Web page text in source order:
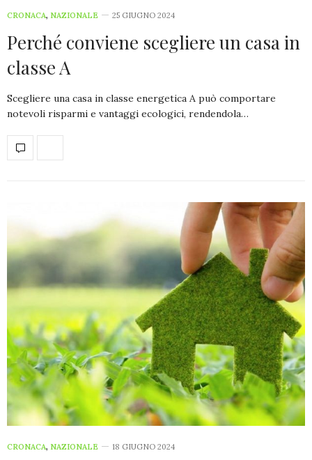
CRONACA, NAZIONALE 25 GIUGNO 2024
Perché conviene scegliere un casa in
classe A
Scegliere una casa in classe energetica A può comportare
notevoli risparmi e vantaggi ecologici, rendendola…
CRONACA, NAZIONALE 18 GIUGNO 2024